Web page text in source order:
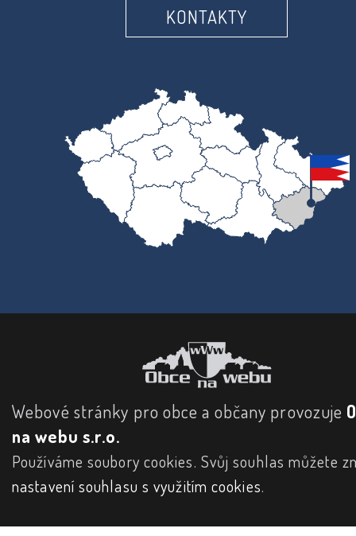
KONTAKTY
Webové stránky pro obce a občany provozuje
na webu s.r.o.
Používáme soubory cookies. Svůj souhlas můžete
nastavení souhlasu s využitím cookies.